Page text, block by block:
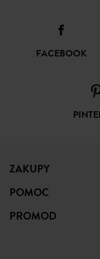
FACEBOOK
ZAKUPY
POMOC
PROMOD